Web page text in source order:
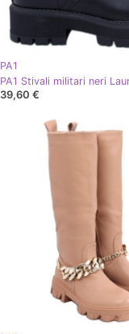
PA1
PA1 Stivali militari neri
39,60 €